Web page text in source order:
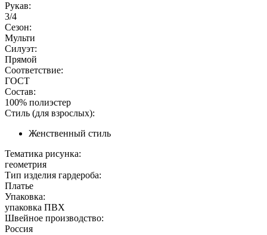
Рукав:
3/4
Сезон:
Мульти
Силуэт:
Прямой
Соответствие:
ГОСТ
Состав:
100% полиэстер
Стиль (для взрослых):
Женственный стиль
Тематика рисунка:
геометрия
Тип изделия гардероба:
Платье
Упаковка:
упаковка ПВХ
Швейное производство:
Россия